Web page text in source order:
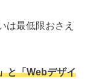
は最低限おさえ
と「Webデザイ